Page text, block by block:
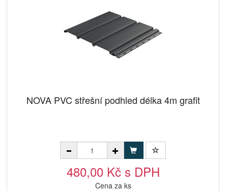
NOVA PVC střešní podhled délka 4m grafit
480,00 Kč s DPH
Cena za ks